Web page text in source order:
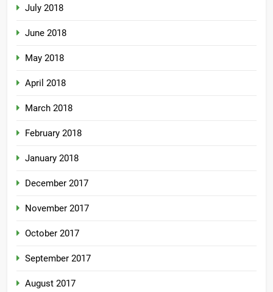
July 2018
June 2018
May 2018
April 2018
March 2018
February 2018
January 2018
December 2017
November 2017
October 2017
September 2017
August 2017